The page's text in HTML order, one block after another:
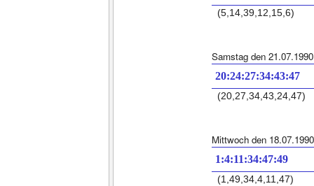
(5,14,39,12,15,6)
Samstag den 21.07.1990
20:24:27:34:43:47
(20,27,34,43,24,47)
Mittwoch den 18.07.1990
1:4:11:34:47:49
(1,49,34,4,11,47)